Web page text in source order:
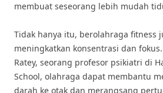
membuat seseorang lebih mudah
Tidak hanya itu, berolahraga fitness
meningkatkan konsentrasi dan
Ratey, seorang profesor psikiatri di
School, olahraga dapat membantu
darah ke otak dan merangsang